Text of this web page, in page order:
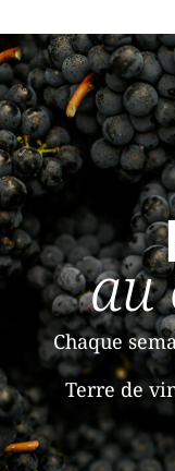
au
Chaque
Terre de